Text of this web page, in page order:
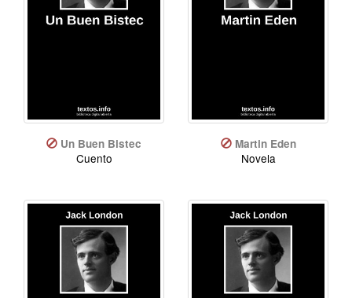
Un Buen Bistec
Cuento
Martin Eden
Novela